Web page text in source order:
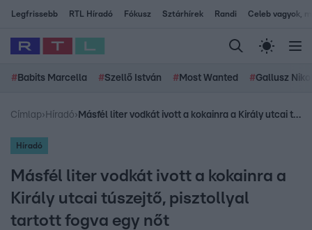
Legfrissebb RTL Híradó Fókusz Sztárhírek Randi Celeb vagyok,
# Babits Marcella #Szellő István # Most Wanted #Gallusz
Címlap› Híradó› Másfél liter vodkát ivott a kokainra a Király utcai túszejtő, pisztollyal tartott fogva egy nőt
Híradó
Másfél liter vodkát ivott a kokainra a
Király utcai túszejtő, pisztollyal
tartott fogva egy nőt